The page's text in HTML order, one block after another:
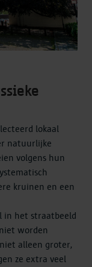
lokaal
natuurlijke
volgens hun
kruinen en een
in het straatbeeld
worden
alleen groter,
ze extra veel